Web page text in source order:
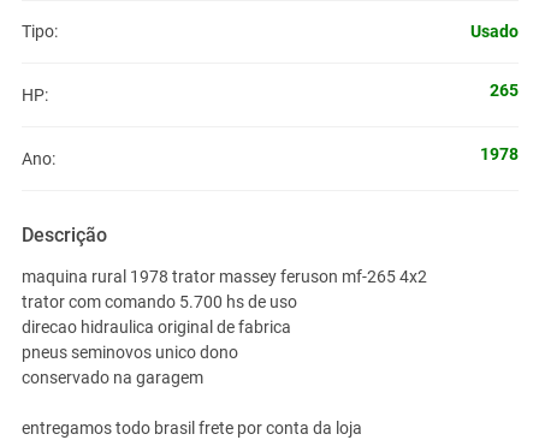
Tipo: Usado
HP: 265
Ano: 1978
Descrição
maquina rural 1978 trator massey feruson mf-265 4x2
trator com comando 5.700 hs de uso
direcao hidraulica original de fabrica
pneus seminovos unico dono
conservado na garagem
entregamos todo brasil frete por conta da loja